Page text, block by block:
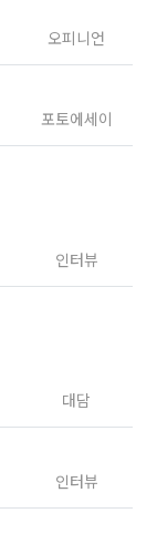
오피니언
포토에세이
인터뷰
대담
인터뷰